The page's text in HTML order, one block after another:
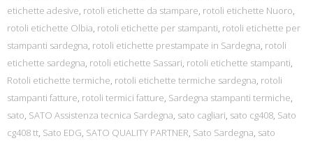
etichette adesive, rotoli etichette da stampare, rotoli etichette Nuoro,
rotoli etichette Olbia, rotoli etichette per stampanti, rotoli etichette per
stampanti sardegna, rotoli etichette prestampate in Sardegna, rotoli
etichette sardegna, rotoli etichette Sassari, rotoli etichette stampanti,
Rotoli etichette termiche, rotoli etichette termiche sardegna, rotoli
stampanti fatture, rotoli termici fatture, Sardegna stampanti termiche,
sato, SATO Assistenza tecnica Sardegna, sato cagliari, sato cg408, Sato
cg408 tt, Sato EDG, SATO QUALITY PARTNER, Sato Sardegna, sato